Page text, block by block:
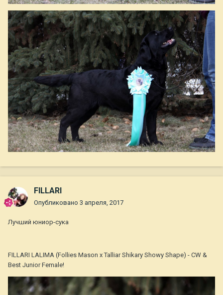
FILLARI
Опубликовано 3 апреля, 2017
Лучший юниор-сука
FILLARI LALIMA (Follies Mason x Talliar Shikary Showy Shape) - CW &
Best Junior Female!